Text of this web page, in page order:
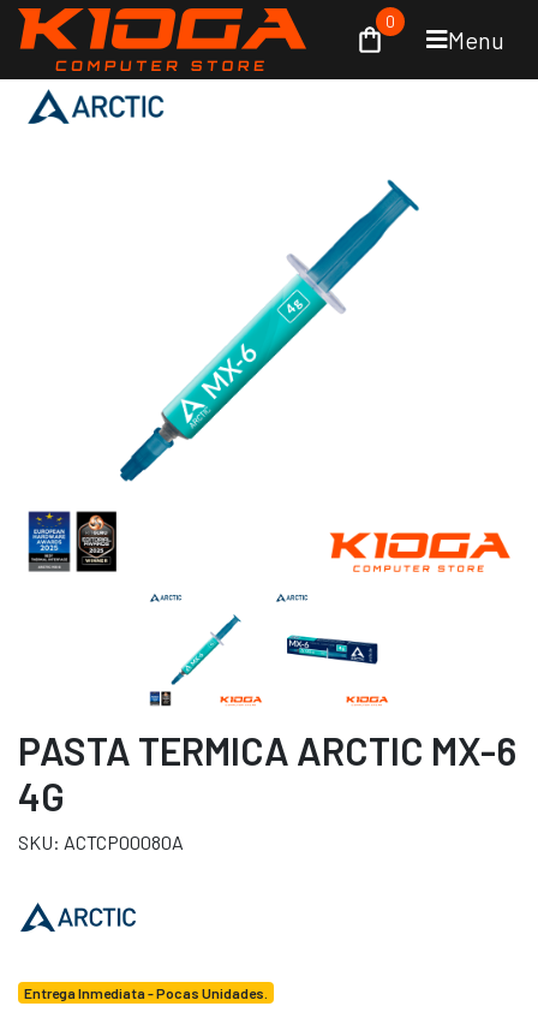
Menu
0
PASTA TERMICA ARCTIC MX-6
4G
SKU: ACTCP00080A
Entrega Inmediata - Pocas Unidades.